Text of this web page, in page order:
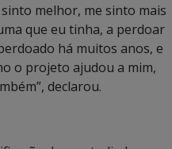
melhor, me sinto mais
que eu tinha, a perdoar
há muitos anos, e
o projeto ajudou a mim,
declarou.